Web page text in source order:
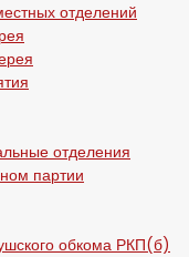
отделений
отделения
партии
обкома РКП(б)